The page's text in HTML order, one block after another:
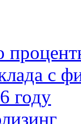
с
году